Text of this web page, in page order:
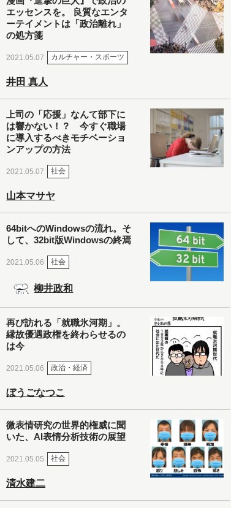
エッセンスを。 良質なエンタ
ーテイメントは「政治離れ」
の処方箋
2021.05.07 カルチャー・スポーツ
井田 真人
上司の「応援」なんて部下に
は響かない！？ 今すぐ職場
に導入するべきモチベーショ
ンアップの方法
2021.05.07 社会
山本マサヤ
64bitへのWindowsの流れ。そ
して、32bit版Windowsの終焉
2021.05.06 社会
柳井政和
再び訪れる「就職氷河期」。
縁故優遇政権を終わらせるの
は今
2021.05.06 政治・経済
ぼうごなつこ
微表情研究の世界的権威に聞
いた、AI表情分析技術の展望
2021.05.05 社会
清水建二